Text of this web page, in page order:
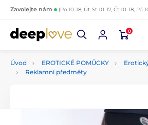
Zavolejte nám (Po 10-18, Út-St 10-17, Čt 10-18, Pá
0
Úvod EROTICKÉ POMŮCKY
Reklamní předměty